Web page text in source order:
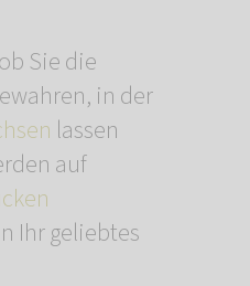
Sie die
in der
lassen
auf
Ihr geliebtes